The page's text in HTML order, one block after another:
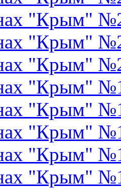
"Крым"
"Крым"
"Крым"
"Крым"
"Крым"
"Крым"
"Крым"
"Крым"